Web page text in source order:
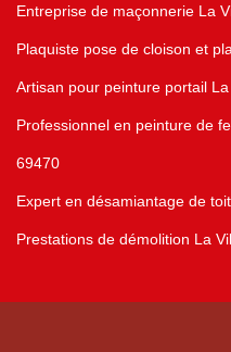
Entreprise de maçonnerie La
Plaquiste pose de cloison et
Artisan pour peinture portail
Professionnel en peinture de
69470
Expert en désamiantage de
Prestations de démolition La